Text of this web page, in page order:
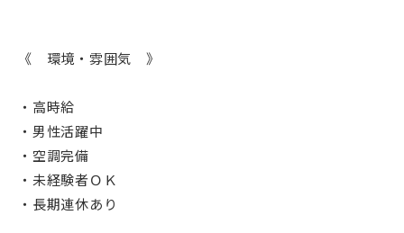
《 環境・雰囲気 》
・高時給
・男性活躍中
・空調完備
・未経験者ＯＫ
・長期連休あり